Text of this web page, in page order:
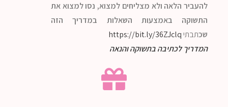
להעביר הלאה ולא מצליחים למצוא, נסו למצוא את
התשוקה באמצעות השאלות במדריך הזה
שכתבתיhttps://bit.ly/36ZJclq
המדריך לכתיבה בתשוקה והנאה